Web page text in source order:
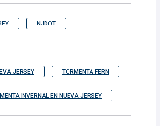
NJDOT
JERSEY TORMENTA FERN
INVERNAL EN NUEVA JERSEY